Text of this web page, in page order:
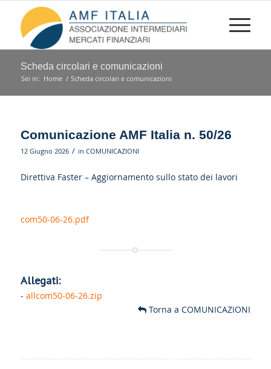
Scheda circolari e comunicazioni
Sei in: Home / Scheda circolari e comunicazioni
Comunicazione AMF Italia n. 50/26
12 Giugno 2026 / in COMUNICAZIONI
Direttiva Faster – Aggiornamento sullo stato dei lavori
com50-06-26.pdf
Allegati:
- allcom50-06-26.zip
Torna a COMUNICAZIONI